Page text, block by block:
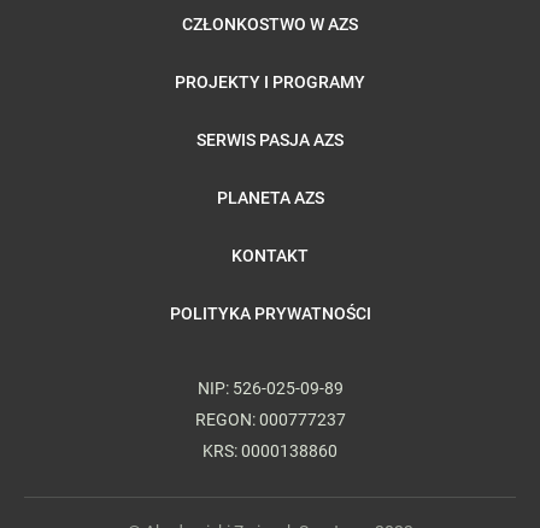
CZŁONKOSTWO W AZS
PROJEKTY I PROGRAMY
SERWIS PASJA AZS
PLANETA AZS
KONTAKT
POLITYKA PRYWATNOŚCI
NIP: 526-025-09-89
REGON: 000777237
KRS: 0000138860